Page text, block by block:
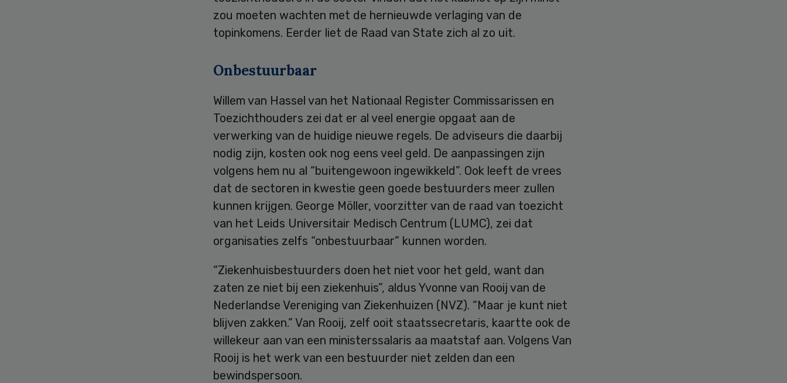
zou moeten wachten met de hernieuwde verlaging van de
topinkomens. Eerder liet de Raad van State zich al zo uit.
Onbestuurbaar
Willem van Hassel van het Nationaal Register Commissarissen en
Toezichthouders zei dat er al veel energie opgaat aan de
verwerking van de huidige nieuwe regels. De adviseurs die daarbij
nodig zijn, kosten ook nog eens veel geld. De aanpassingen zijn
volgens hem nu al “buitengewoon ingewikkeld”. Ook leeft de vrees
dat de sectoren in kwestie geen goede bestuurders meer zullen
kunnen krijgen. George Möller, voorzitter van de raad van toezicht
van het Leids Universitair Medisch Centrum (LUMC), zei dat
organisaties zelfs “onbestuurbaar” kunnen worden.
“Ziekenhuisbestuurders doen het niet voor het geld, want dan
zaten ze niet bij een ziekenhuis”, aldus Yvonne van Rooij van de
Nederlandse Vereniging van Ziekenhuizen (NVZ). “Maar je kunt niet
blijven zakken.” Van Rooij, zelf ooit staatssecretaris, kaartte ook de
willekeur aan van een ministerssalaris aa maatstaf aan. Volgens Van
Rooij is het werk van een bestuurder niet zelden dan een
bewindspersoon.